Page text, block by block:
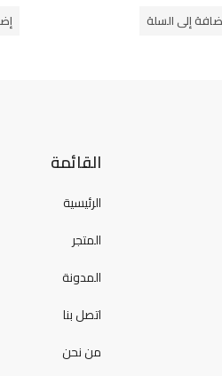
إلى السلة
القائمة
الرئيسية
المتجر
المدونة
اتصل بنا
من نحن